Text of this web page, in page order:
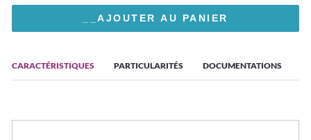
CARACTÉRISTIQUES PARTICULARITÉS DOCUMENTATIONS